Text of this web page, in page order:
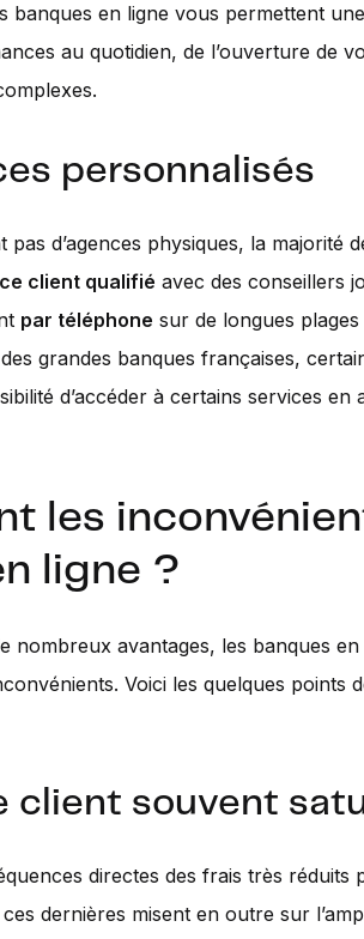
banques en ligne vous permettent une
au quotidien, de l’ouverture de
personnalisés
pas d’agences physiques, la majorité
client qualifié avec des conseillers
par téléphone sur de longues
grandes banques françaises,
d’accéder à certains services en
les
ligne ?
nombreux avantages, les banques
Voici les quelques points
client souvent
directes des frais très réduits
dernières misent en outre sur